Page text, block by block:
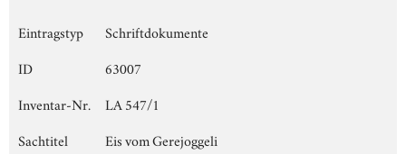
Eintragstyp
Schriftdokumente
ID
63007
Inventar-Nr.
LA 547/1
Sachtitel
Eis vom Gerejoggeli